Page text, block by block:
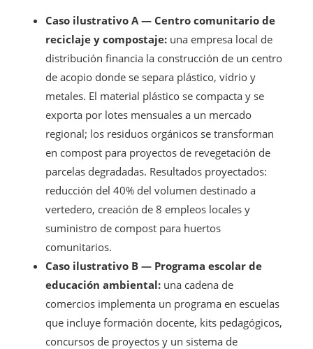
Caso ilustrativo A — Centro comunitario de
reciclaje y compostaje: una empresa local de
distribución financia la construcción de un centro
de acopio donde se separa plástico, vidrio y
metales. El material plástico se compacta y se
exporta por lotes mensuales a un mercado
regional; los residuos orgánicos se transforman
en compost para proyectos de revegetación de
parcelas degradadas. Resultados proyectados:
reducción del 40% del volumen destinado a
vertedero, creación de 8 empleos locales y
suministro de compost para huertos
comunitarios.
Caso ilustrativo B — Programa escolar de
educación ambiental: una cadena de
comercios implementa un programa en escuelas
que incluye formación docente, kits pedagógicos,
concursos de proyectos y un sistema de